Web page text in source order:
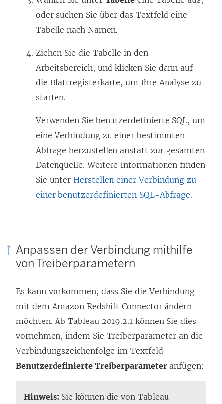
oder suchen Sie über das Textfeld eine
Tabelle nach Namen.
Ziehen Sie die Tabelle in den
Arbeitsbereich, und klicken Sie dann auf
die Blattregisterkarte, um Ihre Analyse zu
starten.
Verwenden Sie benutzerdefinierte SQL, um
eine Verbindung zu einer bestimmten
Abfrage herzustellen anstatt zur gesamten
Datenquelle. Weitere Informationen finden
Sie unter Herstellen einer Verbindung zu
einer benutzerdefinierten SQL-Abfrage.
Anpassen der Verbindung mithilfe
von Treiberparametern
Es kann vorkommen, dass Sie die Verbindung
mit dem Amazon Redshift Connector ändern
möchten. Ab Tableau 2019.2.1 können Sie dies
vornehmen, indem Sie Treiberparameter an die
Verbindungszeichenfolge im Textfeld
Benutzerdefinierte Treiberparameter anfügen:
Hinweis: Sie können die von Tableau